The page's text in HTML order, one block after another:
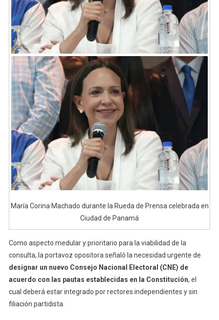
María Corina Machado durante la Rueda de Prensa celebrada en
Ciudad de Panamá
Como aspecto medular y prioritario para la viabilidad de la
consulta, la portavoz opositora señaló la necesidad urgente de
designar un nuevo Consejo Nacional Electoral (CNE) de
acuerdo con las pautas establecidas en la Constitución, el
cual deberá estar integrado por rectores independientes y sin
filiación partidista.